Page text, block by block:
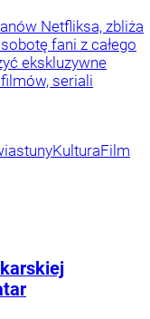
Netfliksa, zbliża
fani z całego
ekskluzywne
seriali
KulturaFilm